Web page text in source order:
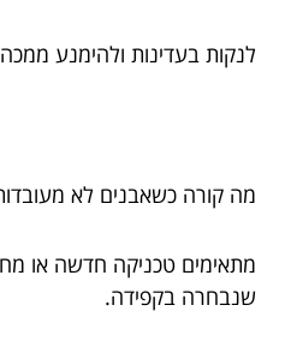
לנקות בעדינות ולהימנע
מה קורה כשאבנים לא
מתאימים טכניקה חדשה או
שנבחרה בקפידה.